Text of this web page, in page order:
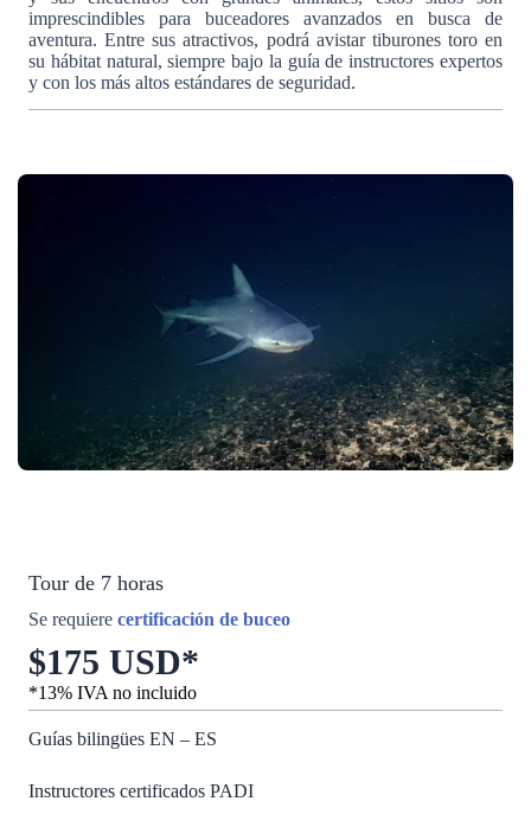
imprescindibles para buceadores avanzados en busca de
aventura. Entre sus atractivos, podrá avistar tiburones toro en
su hábitat natural, siempre bajo la guía de instructores expertos
y con los más altos estándares de seguridad.
Tour de 7 horas
Se requiere certificación de buceo
$175 USD*
*13% IVA no incluido
Guías bilingües EN – ES
Instructores certificados PADI